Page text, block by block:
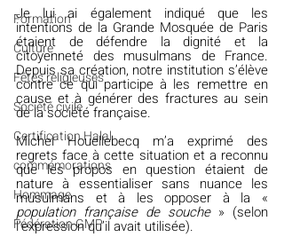
Formation
Culture
Fêtes religieuses
Société civile
Certification Halal
commémorations
Hommage
Fédération GMP
Je lui ai également indiqué que les
intentions de la Grande Mosquée de Paris
étaient de défendre la dignité et la
citoyenneté des musulmans de France.
Depuis sa création, notre institution s’élève
contre ce qui participe à les remettre en
cause et à générer des fractures au sein
de la société française.
Michel Houellebecq m’a exprimé des
regrets face à cette situation et a reconnu
que les propos en question étaient de
nature à essentialiser sans nuance les
population française de souche » (selon
l’expression qu’il avait utilisée).